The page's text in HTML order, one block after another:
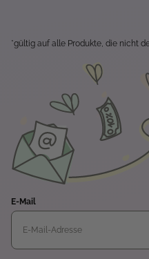
*gültig auf alle Produkte, die nicht
E-Mail